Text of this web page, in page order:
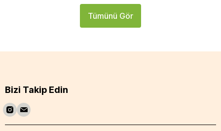
Tümünü Gör
Bizi Takip Edin